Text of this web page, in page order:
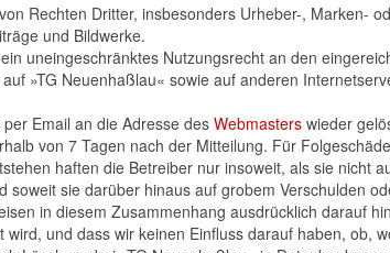
Rechten Dritter, insbesonders Urheber-, Marken-
und Bildwerke.
uneingeschränktes Nutzungsrecht an den
»TG Neuenhaßlau« sowie auf anderen
Email an die Adresse des Webmasters wieder
von 7 Tagen nach der Mitteilung. Für
haften die Betreiber nur insoweit, als sie nicht
sie darüber hinaus auf grobem Verschulden
in diesem Zusammenhang ausdrücklich darauf
und dass wir keinen Einfluss darauf haben, ob,